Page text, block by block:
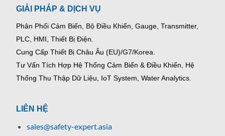
GIẢI PHÁP & DỊCH VỤ
Phân Phối Cảm Biến, Bộ Điều Khiển, Gauge, Transmitter,
PLC, HMI, Thiết Bị Điện.
Cung Cấp Thiết Bị Châu Âu (EU)/G7/Korea.
Tư Vấn Tích Hợp Hệ Thống Cảm Biến & Điều Khiển, Hệ
Thống Thu Thập Dữ Liệu, IoT System, Water Analytics.
LIÊN HỆ
sales@safety-expert.asia